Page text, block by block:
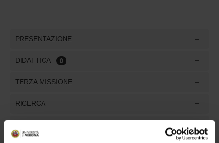
PRESENTAZIONE
DIDATTICA 0
TERZA MISSIONE
RICERCA